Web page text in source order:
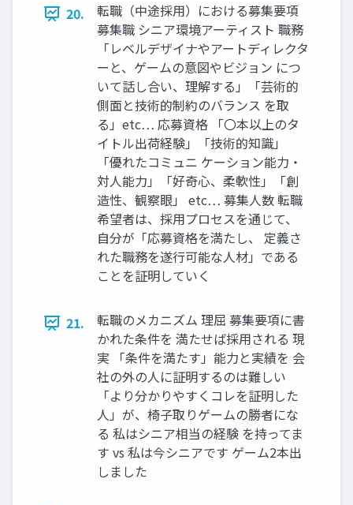
20.
転職（中途採用）における募集要項
募集職 シニア環境アーティスト 職務
「レベルデザイナやアートディレクタ
ーと、ゲームの意図やビジョン につ
いて話し合い、理解する」「芸術的
側面と技術的制約のバランス を取
る」etc… 応募資格 「〇本以上のタ
イトル出荷経験」「技術的知識」
「優れたコミュニ ケーション能力・
対人能力」「好奇心、柔軟性」「創
造性、観察眼」 etc… 募集人数 転職
希望者は、採用プロセスを通じて、
自分が「応募資格を満たし、 定義さ
れた職務を遂行可能な人材」である
ことを証明していく
21.
転職のメカニズム 理屈 募集要項に書
かれた条件を 満たせば採用される 現
実 「条件を満たす」能力と実績を 会
社の外の人に証明するのは難しい
「より分かりやすくコレを証明した
人」が、椅子取りゲームの勝者にな
る 私はシニア相当の経験 を持ってま
す vs 私は今シニアです ゲーム2本出
しました